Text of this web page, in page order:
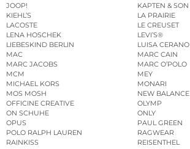
JOOP!
KAPTEN & SON
KIEHL’S
LA PRAIRIE
LACOSTE
LE CREUSET
LENA HOSCHEK
LEVI’S®
LIEBESKIND BERLIN
LUISA CERANO
MAC
MARC CAIN
MARC JACOBS
MARC O’POLO
MCM
MEY
MICHAEL KORS
MONARI
MOS MOSH
NEW BALANCE
OFFICINE CREATIVE
OLYMP
ON SCHUHE
ONLY
OPUS
PAUL GREEN
POLO RALPH LAUREN
RAGWEAR
RAINKISS
REISENTHEL